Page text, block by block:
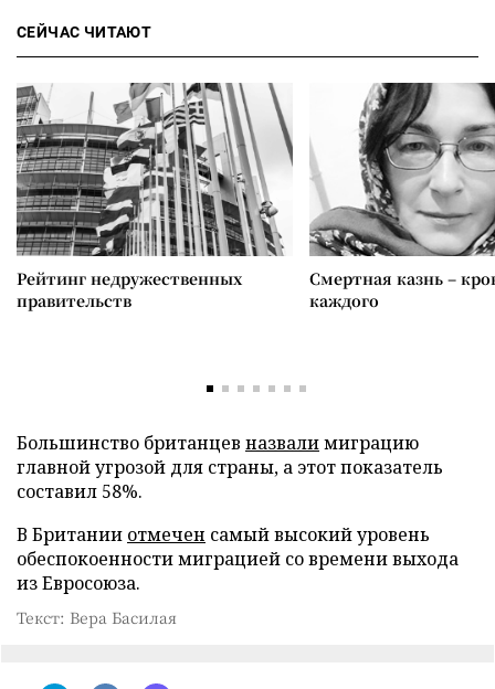
СЕЙЧАС ЧИТАЮТ
Рейтинг недружественных
правительств
Смертная казнь –
каждого
Большинство британцев назвалимиграцию
главной угрозой для страны, а этот показатель
составил 58%.
В Британии отмечен самый высокий уровень
обеспокоенности миграцией со времени выхода
из Евросоюза.
Текст: Вера Басилая